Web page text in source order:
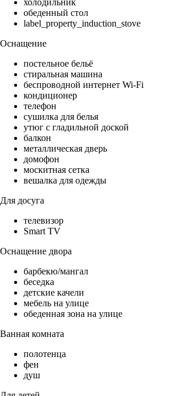
холодильник
обеденный стол
label_property_induction_stove
Оснащение
постельное бельё
стиральная машина
беспроводной интернет Wi-Fi
кондиционер
телефон
сушилка для белья
утюг с гладильной доской
балкон
металлическая дверь
домофон
москитная сетка
вешалка для одежды
Для досуга
телевизор
Smart TV
Оснащение двора
барбекю/мангал
беседка
детские качели
мебель на улице
обеденная зона на улице
Ванная комната
полотенца
фен
душ